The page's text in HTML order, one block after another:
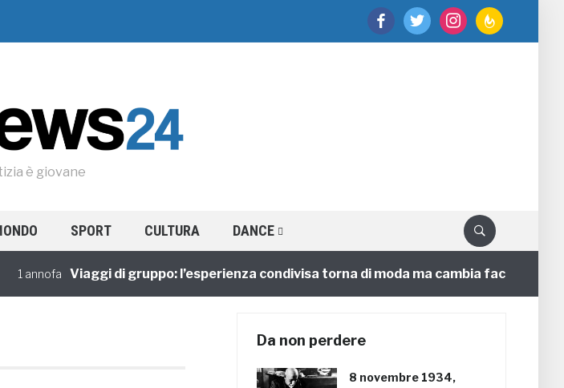
facebooktwitter instagramfeedburner
è giovane
SPORT CULTURA DANCE
annofa Viaggi di gruppo: l’esperienza condivisa torna di moda ma cambia faccia
Da non perdere
8 novembre 1934,